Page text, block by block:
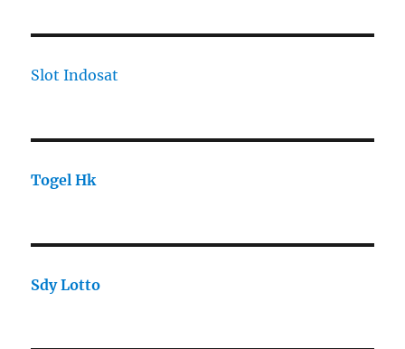
Slot Indosat
Togel Hk
Sdy Lotto